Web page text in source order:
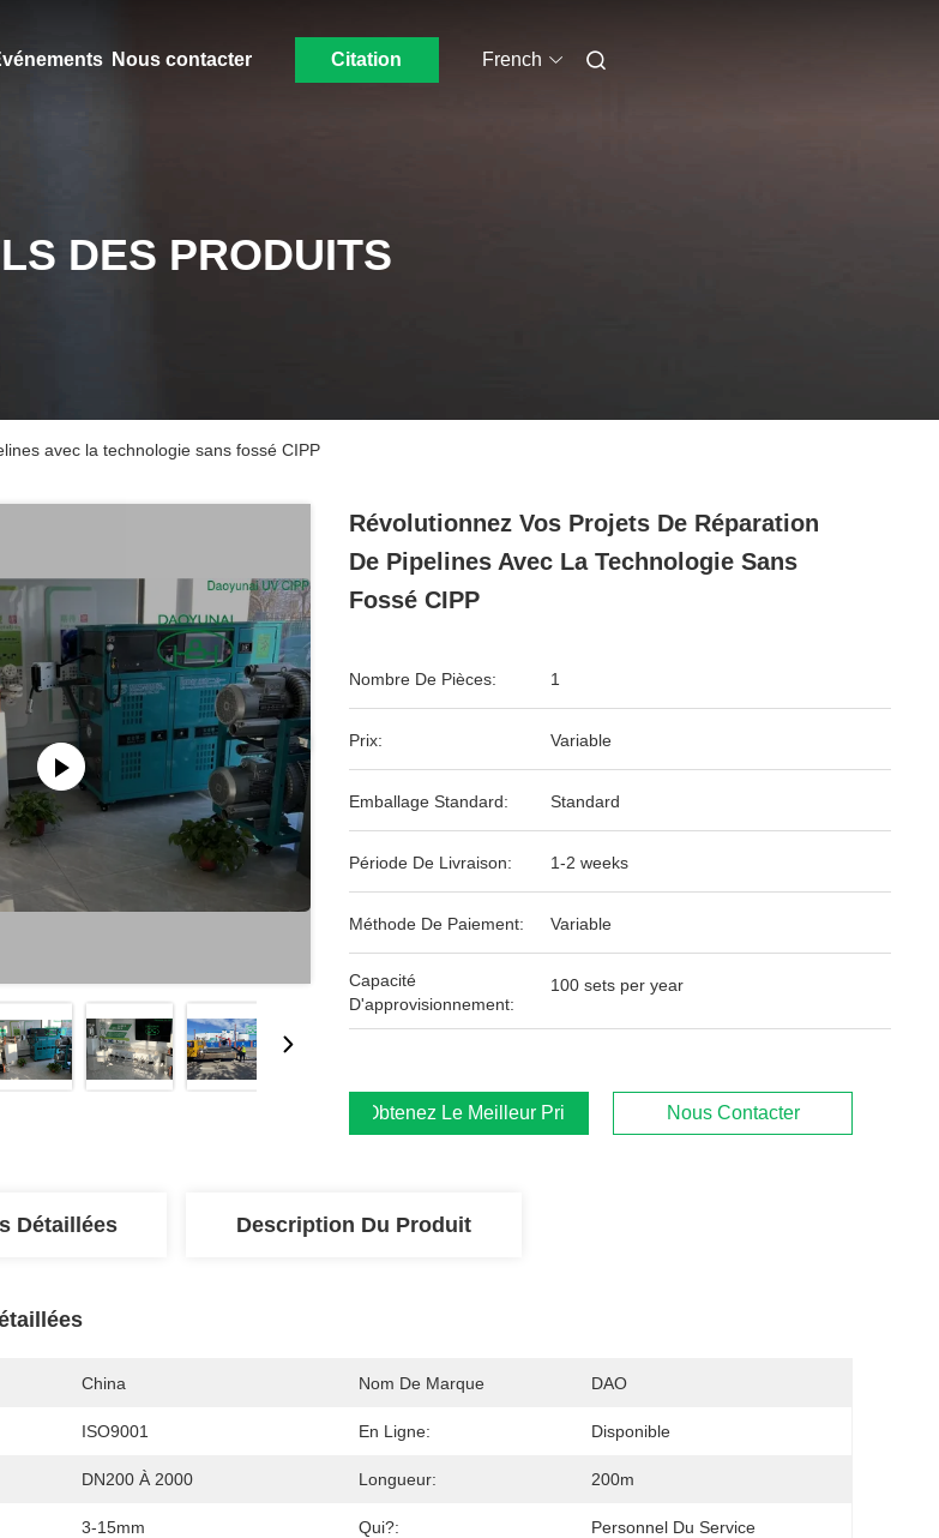
Nous contacter Citation French
DES PRODUITS
avec la technologie sans fossé CIPP
Révolutionnez Vos Projets De Réparation
De Pipelines Avec La Technologie Sans
Fossé CIPP
Nombre De Pièces: 1
Prix: Variable
Emballage Standard: Standard
Période De Livraison: 1-2 weeks
Méthode De Paiement: Variable
Capacité
D'approvisionnement:
100 sets per year
Obtenez Le Meilleur Prix Nous Contacter
Détaillées Description Du Produit
China Nom De Marque DAO
ISO9001 En Ligne: Disponible
DN200 À 2000 Longueur: 200m
3-15mm Qui?: Personnel Du Service